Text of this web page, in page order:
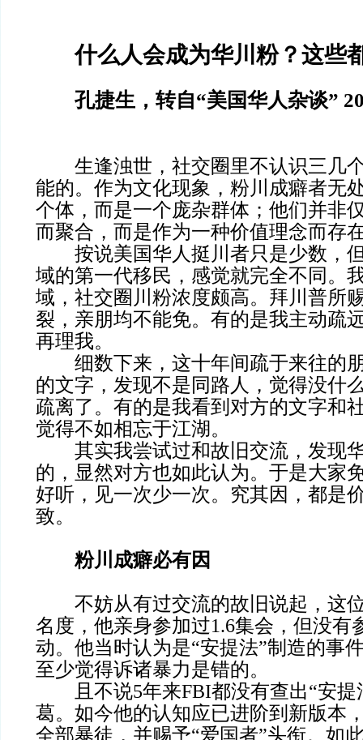
什么人会成为华川粉？这些
孔捷生，转自“美国华人杂谈”
生逢浊世，社交圈里不认识三几
能的。作为文化现象，粉川成癖者无
个体，而是一个庞杂群体；他们并非
而聚合，而是作为一种价值理念而存
按说美国华人挺川者只是少数，
域的第一代移民，感觉就完全不同。
域，社交圈川粉浓度颇高。拜川普所
裂，亲朋均不能免。有的是我主动疏
再理我。
细数下来，这十年间疏于来往的
的文字，发现不是同路人，觉得没什
疏离了。有的是我看到对方的文字和
觉得不如相忘于江湖。
其实我尝试过和故旧交流，发现
的，显然对方也如此认为。于是大家
好听，见一次少一次。究其因，都是
致。
粉川成癖必有因
不妨从有过交流的故旧说起，这
名度，他亲身参加过1.6集会，但没有
动。他当时认为是“安提法”制造的事
至少觉得诉诸暴力是错的。
且不说5年来FBI都没有查出“安提
葛。如今他的认知应已进阶到新版本
全部暴徒，并赐予“爱国者”头衔。如